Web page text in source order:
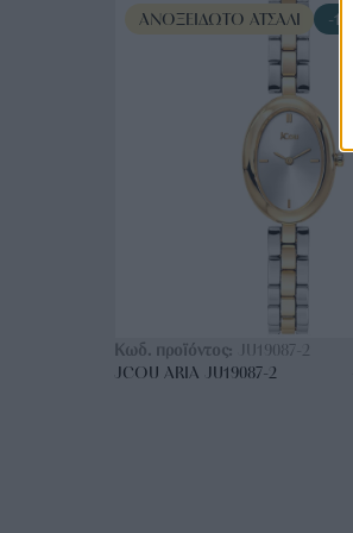
ΑΓΟΡΑ ΤΩΡΑ
ΑΝΟΞΕΊΔΩΤΟ ΑΤΣΆΛΙ -10%
Κωδ. προϊόντος: JU19087-2
JCOU ARIA JU19087-2